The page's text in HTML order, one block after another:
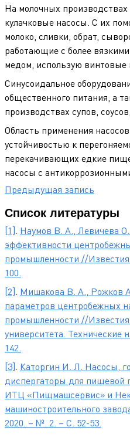
На молочных
кулачковые насосы. С их
молоко, сливки, обрат,
работающие с более
медом, использую винтовые
Синусоидальное
общественного питания, а
производствах супов,
Область применения
устойчивостью к
перекачивающих едкие
насосы с
Предыдущая запись
Список литературы
[1]. Наумов В. А., Левичева
эффективности
промышленности //
100.
[2]. Мишакова В. А., Рожков
параметров центробежных
промышленности //Известия
университета. Технические
142.
[3]. Каторгин И. Л. Насосы,
диспергаторы для
ИТЦ «Пищмашсервис» и
машиностроительного
2020. – №. 2. – С. 52-53.